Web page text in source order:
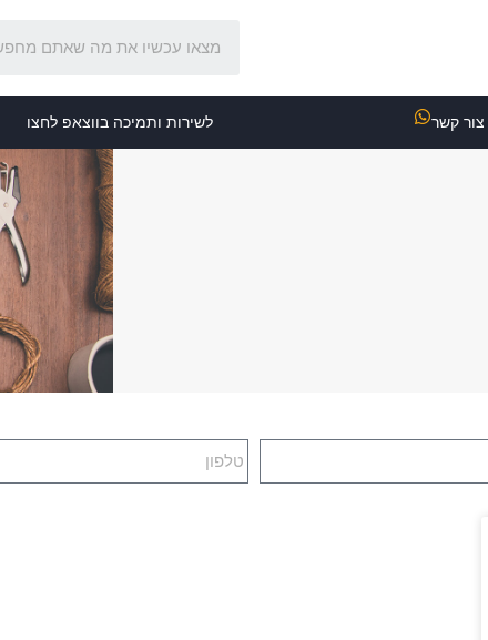
צור קשר לשירות ותמיכה בווצאפ לחצו